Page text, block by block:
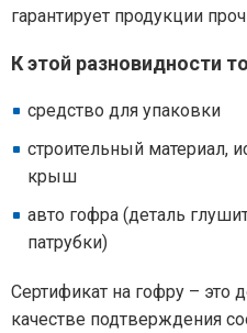
гарантирует продукции
К этой разновидности
средство для упаковки
строительный материал,
крыш
авто гофра (деталь
патрубки)
Сертификат на гофру – это
качестве подтверждения